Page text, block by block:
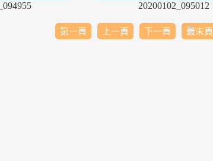
20200102_095012
第一頁 上一頁 下一頁 最末頁